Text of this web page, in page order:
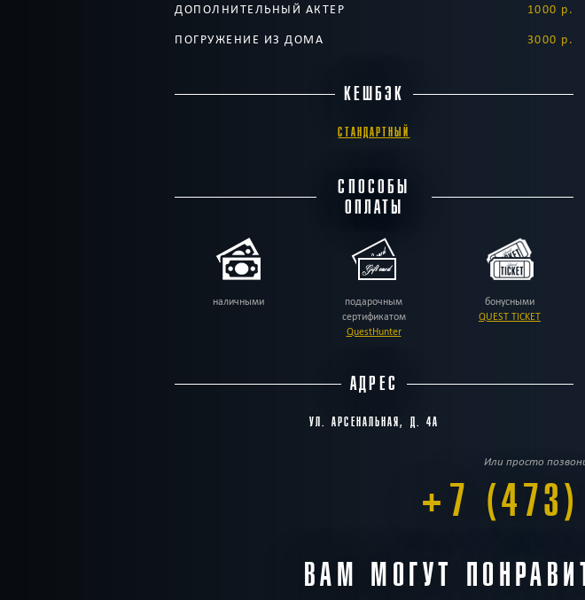
ДОПОЛНИТЕЛЬНЫЙ АКТЕР
1000 р.
ПОГРУЖЕНИЕ ИЗ ДОМА
3000 р.
КЕШБЭК
СТАНДАРТНЫЙ
СПОСОБЫ
ОПЛАТЫ
наличными
подарочным
сертификатом
QuestHunter
бонусными
QUEST TICKET
АДРЕС
УЛ. АРСЕНАЛЬНАЯ, Д. 4А
Или просто
+7
ВАМ МОГУТ